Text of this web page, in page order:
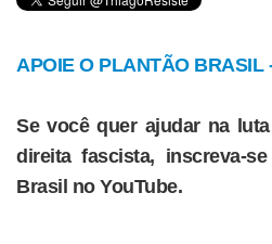
APOIE O PLANTÃO BRASIL
Se você quer ajudar na
direita fascista, inscreva-
Brasil no YouTube.